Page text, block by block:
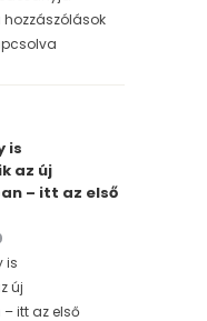
hozzászólások
is
az új
– itt az első
is
új
itt az első